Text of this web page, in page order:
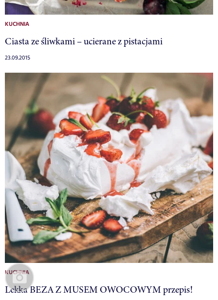
KUCHNIA
Ciasta ze śliwkami – ucierane z pistacjami
23.09.2015
KUCHNIA
Lekka BEZA Z MUSEM OWOCOWYM przepis!